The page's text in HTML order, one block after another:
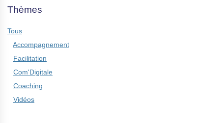
Thèmes
Tous
Accompagnement
Facilitation
Com'Digitale
Coaching
Vidéos